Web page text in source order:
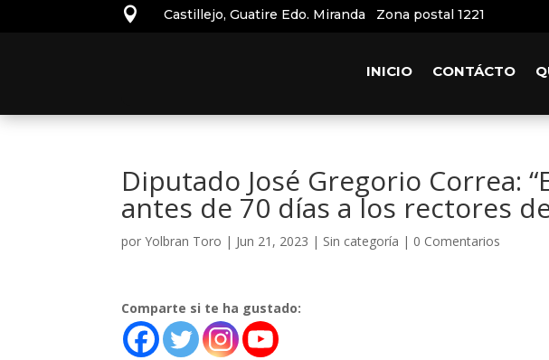
 Castillejo, Guatire Edo. Miranda Zona postal 1221
INICIO CONTÁCTO
Diputado José Gregorio Correa:
antes de 70 días a los rectores
porYolbran Toro | Jun 21, 2023 | Sin categoría | 0 Comentarios
Comparte si te ha gustado: